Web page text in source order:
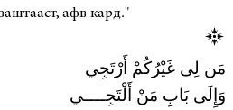
афв кард."
مَن لِى غَيْرُكُمْ أَرْتَجِي
وَإِلَى بَابِ مَنْ أَلْتَجِــــي